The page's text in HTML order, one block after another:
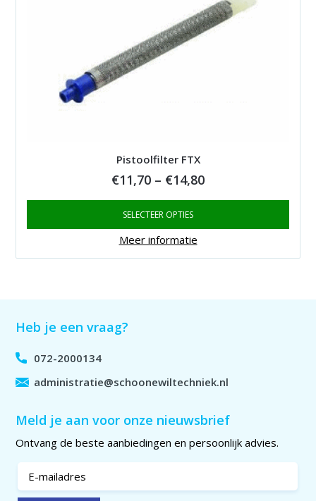
Pistoolfilter FTX
€11,70 – €14,80Price
range:
€14,80
SELECTEER OPTIES
Meer informatie
Heb je een vraag?
072-2000134
administratie@schoonewiltechniek.nl
Meld je aan voor onze nieuwsbrief
Ontvang de beste aanbiedingen en persoonlijk advies.